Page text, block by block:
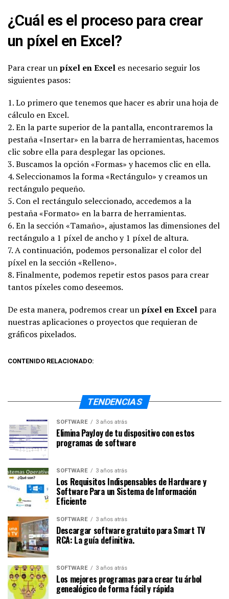
¿Cuál es el proceso para crear
un píxel en Excel?
Para crear unpíxel en Excel es necesario seguir los
siguientes pasos:
1. Lo primero que tenemos que hacer es abrir una hoja de
cálculo en Excel.
2. En la parte superior de la pantalla, encontraremos la
pestaña «Insertar» en la barra de herramientas, hacemos
clic sobre ella para desplegar las opciones.
3. Buscamos la opción «Formas» y hacemos clic en ella.
4. Seleccionamos la forma «Rectángulo» y creamos un
rectángulo pequeño.
5. Con el rectángulo seleccionado, accedemos a la
pestaña «Formato» en la barra de herramientas.
6. En la sección «Tamaño», ajustamos las dimensiones del
rectángulo a 1 píxel de ancho y 1 píxel de altura.
7. A continuación, podemos personalizar el color del
píxel en la sección «Relleno».
8. Finalmente, podemos repetir estos pasos para crear
tantos píxeles como deseemos.
De esta manera, podremos crear unpíxel en Excel para
nuestras aplicaciones o proyectos que requieran de
gráficos pixelados.
CONTENIDO RELACIONADO:
TENDENCIAS
SOFTWARE 3 años atrás
Elimina PayJoy de tu dispositivo con estos
programas de software
SOFTWARE 3 años atrás
Los Requisitos Indispensables de Hardware y
Software Para un Sistema de Información
Eficiente
SOFTWARE 3 años atrás
Descargar software gratuito para Smart TV
RCA: La guía definitiva.
SOFTWARE 3 años atrás
Los mejores programas para crear tu árbol
genealógico de forma fácil y rápida